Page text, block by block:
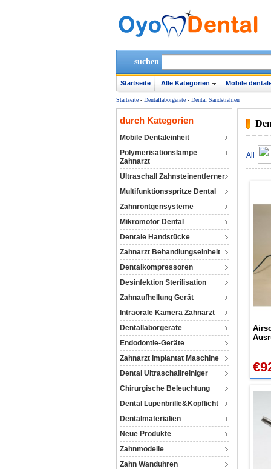
suchen
Startseite Alle Kategorien Mobile
Startseite - Dentallaborgeräte - Dental Sandstrahlen
durch Kategorien
Mobile Dentaleinheit
Polymerisationslampe
Zahnarzt
Ultraschall Zahnsteinentferner
Multifunktionsspritze Dental
Zahnröntgensysteme
Mikromotor Dental
Dentale Handstücke
Zahnarzt Behandlungseinheit
Dentalkompressoren‎
Desinfektion Sterilisation
Zahnaufhellung Gerät
Intraorale Kamera Zahnarzt
Dentallaborgeräte
Endodontie-Geräte
Zahnarzt Implantat Maschine
Dental Ultraschallreiniger
Chirurgische Beleuchtung
Dental Lupenbrille&Kopflicht
Dentalmaterialien
Neue Produkte
Zahnmodelle
Zahn Wanduhren
All
Licht